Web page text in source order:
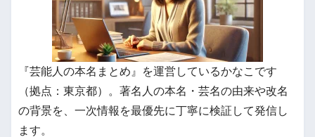
『芸能人の本名まとめ』を運営しているかなこです
（拠点：東京都）。著名人の本名・芸名の由来や改名
の背景を、一次情報を最優先に丁寧に検証して発信し
ます。